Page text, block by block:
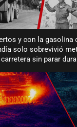
y con la gasolina
solo sobrevivió
sin parar